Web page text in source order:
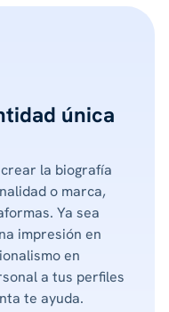
única
la biografía
o marca,
Ya sea
impresión en
en
a tus perfiles
te ayuda.